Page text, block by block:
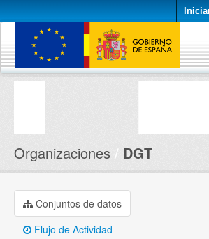
Conjuntos de datos
Organizaciones DGT
Conjuntos de datos
Flujo de Actividad